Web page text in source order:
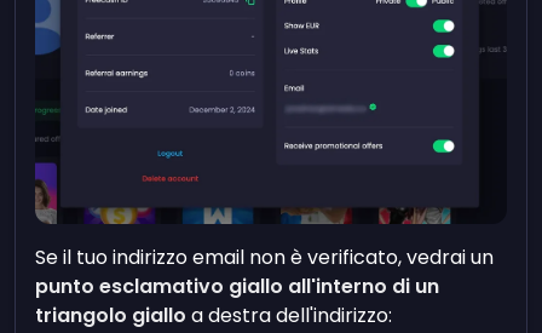
Se il tuo indirizzo email non è verificato, vedrai un
punto esclamativo giallo all'interno di un
triangolo gialloa destra dell'indirizzo: